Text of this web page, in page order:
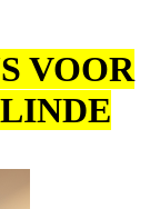
VOOR